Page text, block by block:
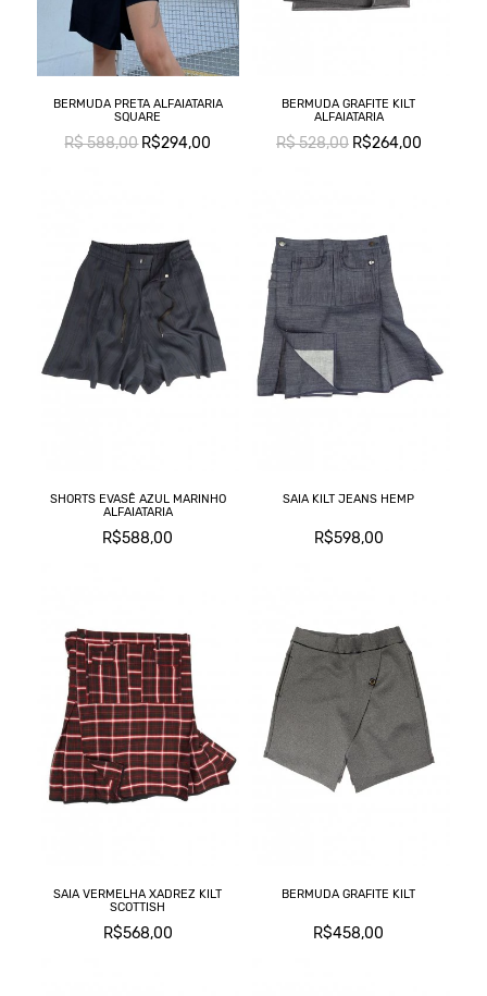
BERMUDA PRETA ALFAIATARIA
SQUARE
R$ 588,00R$294,00
BERMUDA GRAFITE KILT
ALFAIATARIA
R$ 528,00R$264,00
SHORTS EVASÊ AZUL MARINHO
ALFAIATARIA
R$588,00
SAIA KILT JEANS HEMP
R$598,00
SAIA VERMELHA XADREZ KILT
SCOTTISH
R$568,00
BERMUDA GRAFITE KILT
R$458,00